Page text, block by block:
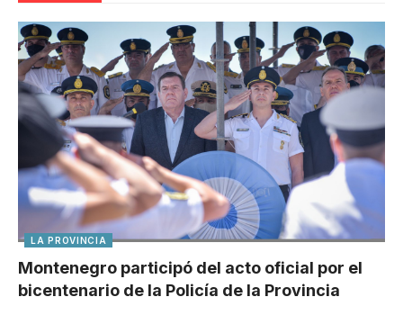
LA PROVINCIA
Montenegro participó del acto oficial por el
bicentenario de la Policía de la Provincia